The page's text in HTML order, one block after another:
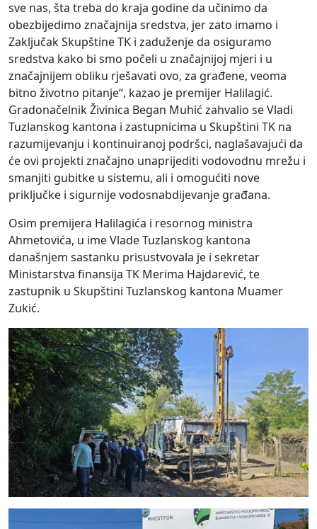
sve nas, šta treba do kraja godine da učinimo da
obezbijedimo značajnija sredstva, jer zato imamo i
Zaključak Skupštine TK i zaduženje da osiguramo
sredstva kako bi smo počeli u značajnijoj mjeri i u
značajnijem obliku rješavati ovo, za građene, veoma
bitno životno pitanje“, kazao je premijer Halilagić.
Gradonačelnik Živinica Began Muhić zahvalio se Vladi
Tuzlanskog kantona i zastupnicima u Skupštini TK na
razumijevanju i kontinuiranoj podršci, naglašavajući da
će ovi projekti značajno unaprijediti vodovodnu mrežu i
smanjiti gubitke u sistemu, ali i omogućiti nove
priključke i sigurnije vodosnabdijevanje građana.
Osim premijera Halilagića i resornog ministra
Ahmetovića, u ime Vlade Tuzlanskog kantona
današnjem sastanku prisustvovala je i sekretar
Ministarstva finansija TK Merima Hajdarević, te
zastupnik u Skupštini Tuzlanskog kantona Muamer
Zukić.